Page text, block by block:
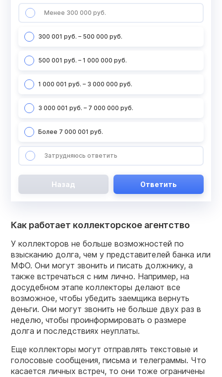
Менее 300 000 руб.
300 001 руб. – 500 000 руб.
500 001 руб. – 1 000 000 руб.
1 000 001 руб. – 3 000 000 руб.
3 000 001 руб. – 7 000 000 руб.
Более 7 000 001 руб.
Затрудняюсь ответить
Назад Ответить
Как работает коллекторское агентство
У коллекторов не больше возможностей по
взысканию долга, чем у представителей банка или
МФО. Они могут звонить и писать должнику, а
также встречаться с ним лично. Например, на
досудебном этапе коллекторы делают все
возможное, чтобы убедить заемщика вернуть
деньги. Они могут звонить не больше двух раз в
неделю, чтобы проинформировать о размере
долга и последствиях неуплаты.
Еще коллекторы могут отправлять текстовые и
голосовые сообщения, письма и телеграммы. Что
касается личных встреч, то они тоже ограничены